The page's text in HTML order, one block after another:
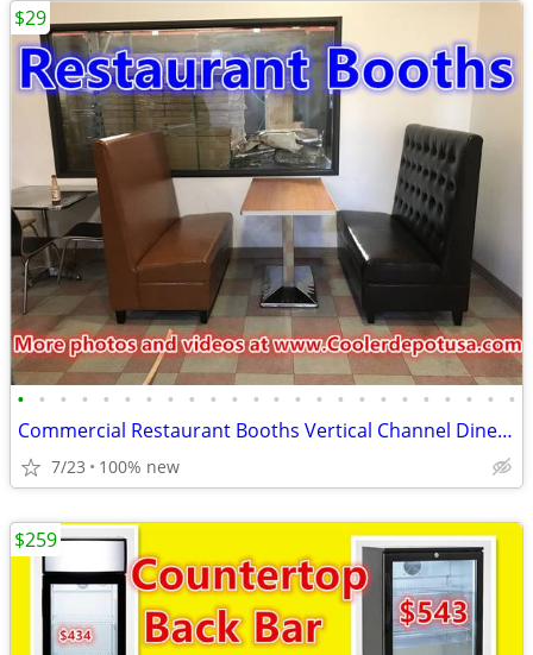
• • • • • • • • • • • • • • • • • • • • • • • •
Commercial Restaurant Booths Vertical Channel Dine tables Cafe Donuts
7/23 100% new
$29
$259